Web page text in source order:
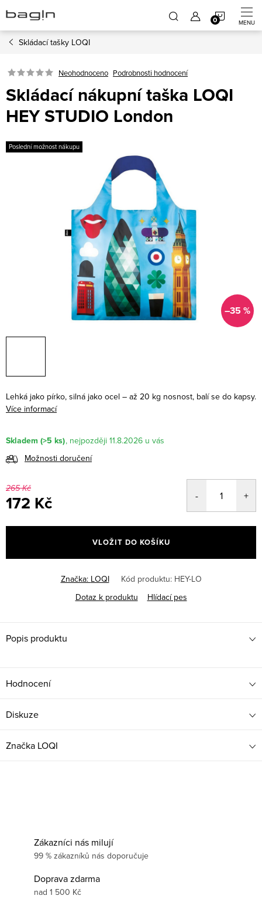
na
obsah
Skládací tašky LOQI
Neohodnoceno Podrobnosti hodnocení
Skládací nákupní taška LOQI
HEY STUDIO London
Poslední možnost nákupu
–35 %
Lehká jako pírko, silná jako ocel – až 20 kg nosnost, balí se do kapsy.
Více informací
Skladem (>5 ks)
11.8.2026
Možnosti doručení
265 Kč
172 Kč
cena:
VLOŽIT DO KOŠÍKU
Značka: LOQI Kód produktu: HEY-LO
Dotaz k produktu
Hlídací pes
Popis produktu
Hodnocení
Diskuze
Značka LOQI
Zákazníci nás milují
99 % zákazníků nás doporučuje
Doprava zdarma
nad 1 500 Kč